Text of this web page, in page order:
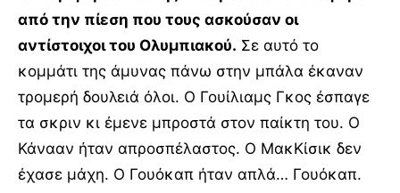
από την πίεση που τους ασκούσαν οι
αντίστοιχοι του Ολυμπιακού. Σε αυτό το
κομμάτι της άμυνας πάνω στην μπάλα έκαναν
τρομερή δουλειά όλοι. Ο Γουίλιαμς Γκος έσπαγε
τα σκριν κι έμενε μπροστά στον παίκτη του. Ο
Κάνααν ήταν απροσπέλαστος. Ο ΜακΚίσικ δεν
έχασε μάχη. Ο Γουόκαπ ήταν απλά… Γουόκαπ.